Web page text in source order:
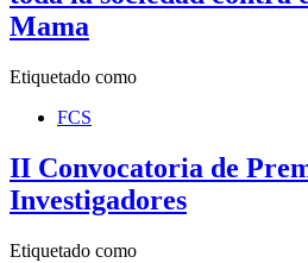
Mama
Etiquetado como
FCS
II Convocatoria de
Investigadores
Etiquetado como